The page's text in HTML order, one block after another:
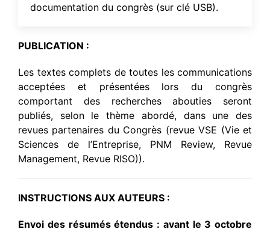
documentation du congrès (sur clé USB).
PUBLICATION :
Les textes complets de toutes les communications
acceptées et présentées lors du congrès
comportant des recherches abouties seront
publiés, selon le thème abordé, dans une des
revues partenaires du Congrès (revue VSE (Vie et
Sciences de l’Entreprise, PNM Review, Revue
Management, Revue RISO)).
INSTRUCTIONS AUX AUTEURS :
Envoi des résumés étendus : avant le 3 octobre